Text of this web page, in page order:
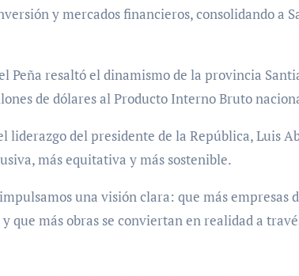
y mercados financieros, consolidando a
Peña resaltó el dinamismo de la provincia
de dólares al Producto Interno Bruto
liderazgo del presidente de la República, Luis
más equitativa y más sostenible.
una visión clara: que más empresas
más obras se conviertan en realidad a